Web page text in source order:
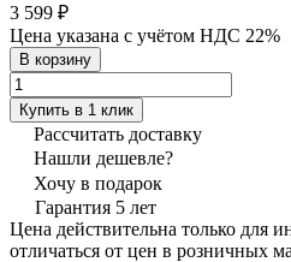
3 599 ₽
Цена указана с учётом НДС 22%
В корзину
Купить в 1 клик
Рассчитать доставку
Нашли дешевле?
Хочу в подарок
Гарантия 5 лет
Цена действительна только для
отличаться от цен в розничных